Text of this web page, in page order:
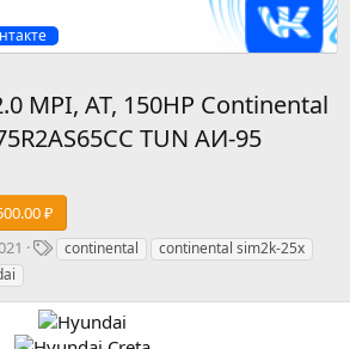
MPI, AT, 150HP Continental
TUN АИ-95
₽
Т
и
continental
continental sim2k-25x